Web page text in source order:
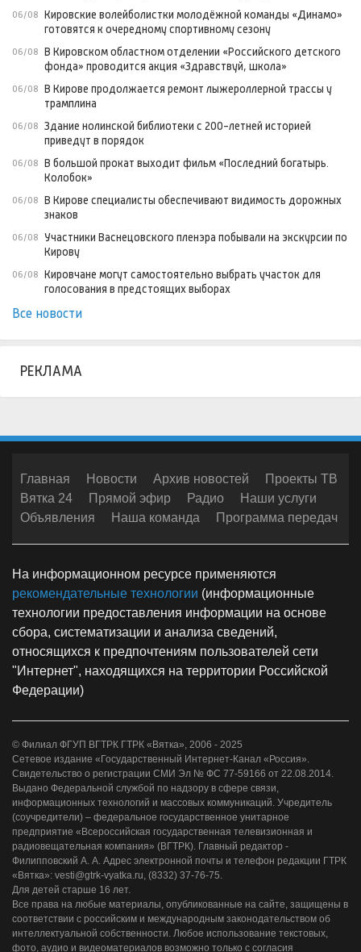
06/08 Кировские волейболистки молодёжной команды «Динамо»
готовятся к очередному спортивному сезону
06/08 В Кировском областном отделении «Российского детского
фонда» проводится акция «Здравствуй, школа»
06/08 В Кирове продолжается ремонт лыжероллерной трассы у
трамплина
06/08 Здание нолинской библиотеки с 200-летней историей
приведут в порядок
06/08 В большой прокат выходит фильм «Последний богатырь.
Колобок»
06/08 В Кирове специалисты обеспечивают видимость дорожных
знаков
06/08 Участники Васнецовского пленэра побывали на экскурсии по
Кирову
06/08 Кировчане могут самостоятельно выбрать участок для
голосования в предстоящих выборах
Все новости
РЕКЛАМА
Главная Новости Архив новостей
Проекты ТВ
Вятка 24
Прямой эфир Радио
Наши услуги
Объявления
Наша команда Программа передач
На информационном ресурсе применяются
рекомендательные технологии (информационные
технологии предоставления информации на основе
сбора, систематизации и анализа сведений,
относящихся к предпочтениям пользователей сети
"Интернет", находящихся на территории Российской
Федерации)
© Филиал ФГУП ВГТРК ГТРК «Вятка», 2006 - 2025
Сетевое издание «Государственный Интернет-Канал «Россия».
Свидетельство о регистрации СМИ Эл № ФС 77-59166 от 22.08.2014.
Выдано Федеральной службой по надзору в сфере связи,
информационных технологий и массовых коммуникаций. Учредитель
(соучредители) – федеральное государственное унитарное
предприятие «Всероссийская государственная телевизионная и
радиовещательная компания» (ВГТРК). Главный редактор -
Филипповский А. А. Адрес электронной почты и телефон редакции ГТРК
«Вятка»: vesti@gtrk-vyatka.ru, (8332) 37-76-75.
Для детей старше 16 лет.
Все права на любые материалы, опубликованные на сайте, защищены в
соответствии с российским и международным законодательством об
интеллектуальной собственности. Любое использование текстовых,
фото, аудио и видеоматериалов возможно только с согласия